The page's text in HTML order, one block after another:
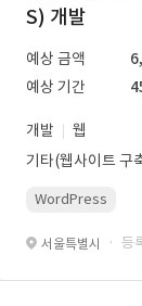
S) 개발
예상 금액
예상 기간
개발
웹
기타(웹사이트 구
WordPress
서울특별시 · 등